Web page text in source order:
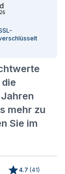
mehr zu
Sie im
4.7 (41)